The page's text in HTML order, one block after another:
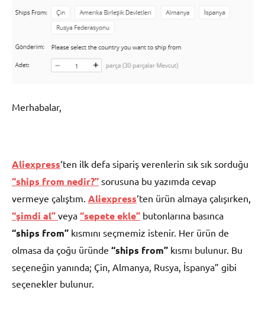
Merhabalar,
Aliexpress‘ten ilk defa sipariş verenlerin sık sık sorduğu
“ships from nedir?” sorusuna bu yazımda cevap
vermeye çalıştım. Aliexpress‘ten ürün almaya çalışırken,
“şimdi al” veya “sepete ekle” butonlarına basınca
“ships from” kısmını seçmemiz istenir. Her ürün de
olmasa da çoğu üründe “ships from” kısmı bulunur. Bu
seçeneğin yanında; Çin, Almanya, Rusya, İspanya” gibi
seçenekler bulunur.